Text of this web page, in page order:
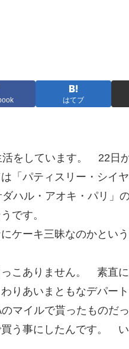
はてブ
をしています。 22日
「パティスリー・シイ
ハル・アオキ・パリ」
です。
ケーキ三昧なのかとい
こありません。 素直
りあいまともなデパー
マイルで貰ったものだ
う事にしたんです。